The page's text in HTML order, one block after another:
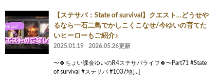
【ステサバ：State of survival】クエスト…どうせや
るなら一石二鳥でかしこくこなせ/今ゆいの育てた
いヒーローもご紹介♪
2025.01.19 2026.05.26更新
〜🍀ちょい課金ゆいのR4ステサバライフ🍀〜Part71 #State
of survival #ステサバ #1037地[…]